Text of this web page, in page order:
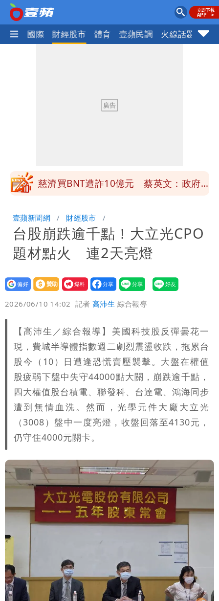
社會 國際 財經股市 體育 壹蘋民調 火線話題
很多謹慎判斷當時未被理解
「慈濟別想躲在受害者3字後面」 她：
聲押？交保？複訊後揭曉
慈濟買BNT遭詐10億元 蔡英文：政府
10.6億顧問費決策過程在哪
壹蘋新聞網 財經股市
台股崩跌逾千點！大立光CPO
題材點火 連2天亮燈
設為
贊助
我要
爆料
2026/06/10 14:02 記者高沛生 綜合報導
【高沛生／綜合報導】美國科技股反彈曇花一
現，費城半導體指數週二劇烈震盪收跌，拖累台
股今（10）日遭逢恐慌賣壓襲擊。大盤在權值
股疲弱下盤中失守44000點大關，崩跌逾千點，
四大權值股台積電、聯發科、台達電、鴻海同步
遭到無情血洗。然而，光學元件大廠大立光
（3008）盤中一度亮燈，收盤回落至4130元，
仍守住4000元關卡。